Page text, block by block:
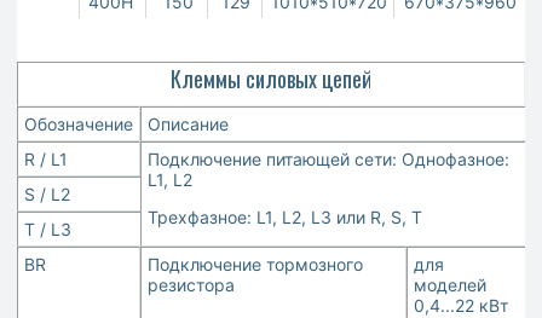
Клеммы силовых цепей
Обозначение
Описание
R / L1
Подключение питающей сети: Однофазное:
L1, L2
Трехфазное: L1, L2, L3 или R, S, T
S / L2
T / L3
BR
Подключение тормозного
резистора
для
моделей
0,4...22 кВт